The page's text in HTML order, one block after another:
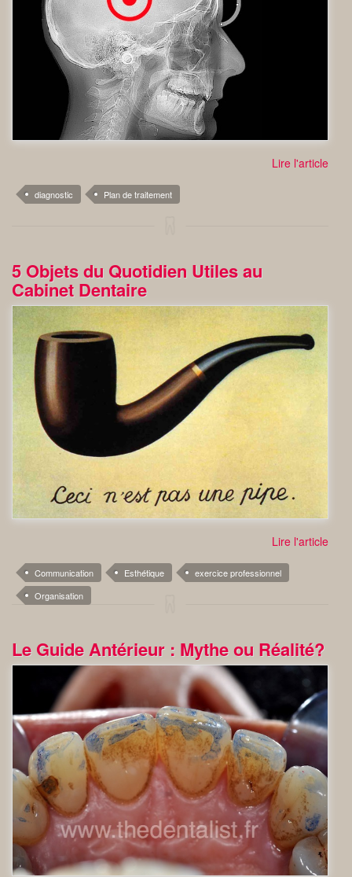
Lire l'article
diagnostic Plan de traitement
5 Objets du Quotidien Utiles au
Cabinet Dentaire
Lire l'article
Communication Esthétique
exercice professionnel
Organisation
Le Guide Antérieur : Mythe ou Réalité?